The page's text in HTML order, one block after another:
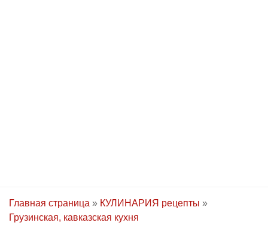
Главная страница » КУЛИНАРИЯ рецепты »
Грузинская, кавказская кухня